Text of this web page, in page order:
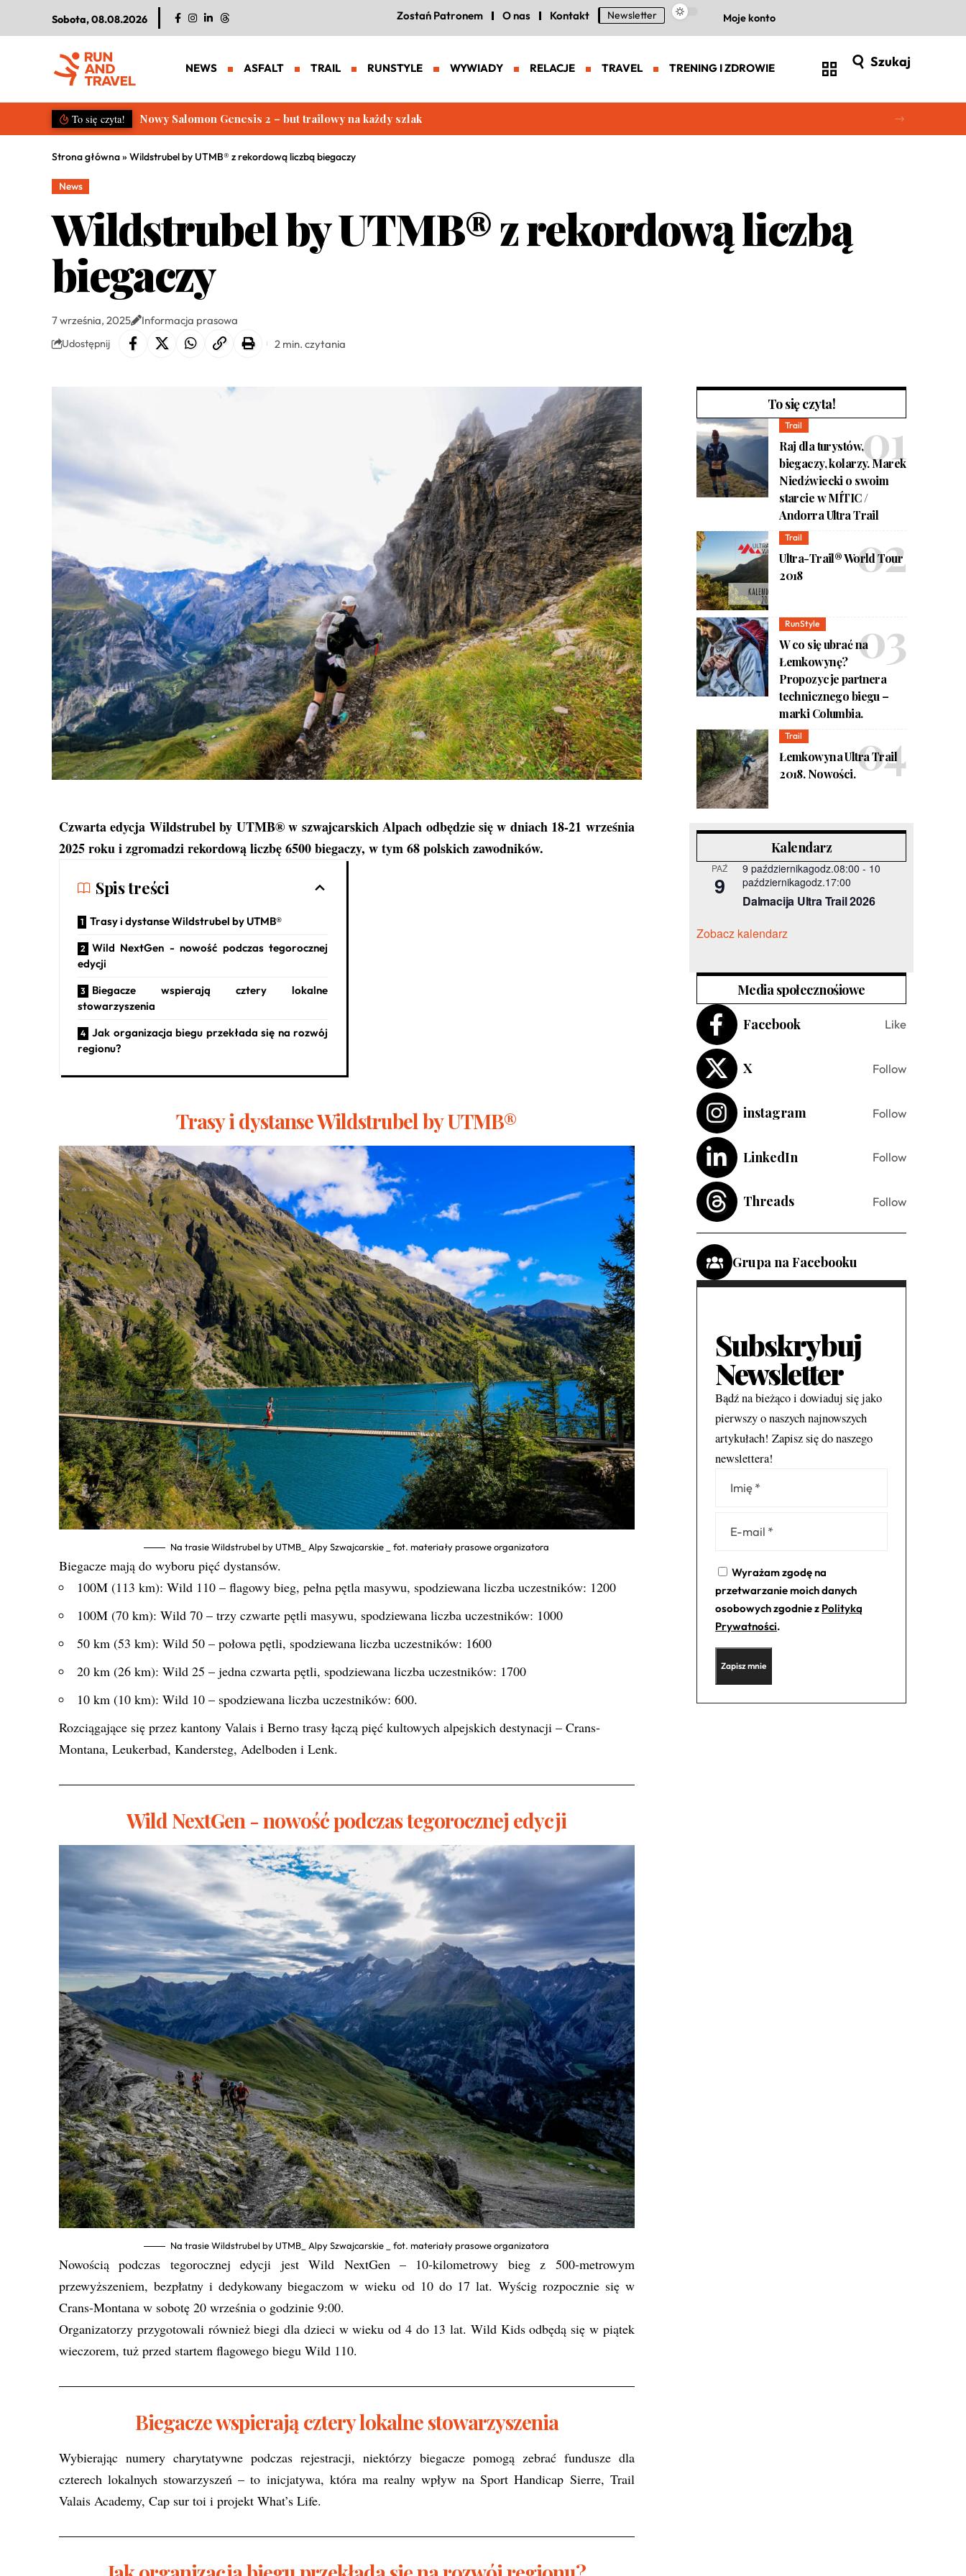
Sobota, 08.08.2026 Zostań Patronem O nas Kontakt Newsletter Moje konto
NEWS ASFALT TRAIL RUNSTYLE WYWIADY RELACJE TRAVEL TRENING I ZDROWIE Szukaj
To się czyta! Salomon S/LAB Genesis 2. Nowa generacja zaawansowanych butów trailowych
Strona główna» Wildstrubel by UTMB® z rekordową liczbą biegaczy
News
Wildstrubel by UTMB® z rekordową liczbą
biegaczy
7 września, 2025 Informacja prasowa
Udostępnij 2 min. czytania
Czwarta edycja Wildstrubel by UTMB®w szwajcarskich Alpach odbędzie się w dniach 18-21 września
2025 roku i zgromadzi rekordową liczbę 6500 biegaczy, w tym 68 polskich zawodników.
Spis treści
Trasy i dystanse Wildstrubel by UTMB®
Wild NextGen - nowość podczas tegorocznej
edycji
Biegacze wspierają cztery lokalne
stowarzyszenia
Jak organizacja biegu przekłada się na rozwój
regionu?
Trasy i dystanse Wildstrubel by UTMB®
Na trasie Wildstrubel by UTMB_ Alpy Szwajcarskie _ fot. materiały prasowe organizatora
Biegacze mają do wyboru pięć dystansów.
100M (113 km): Wild 110 – flagowy bieg, pełna pętla masywu, spodziewana liczba uczestników: 1200
100M (70 km): Wild 70 – trzy czwarte pętli masywu, spodziewana liczba uczestników: 1000
50 km (53 km): Wild 50 – połowa pętli, spodziewana liczba uczestników: 1600
20 km (26 km): Wild 25 – jedna czwarta pętli, spodziewana liczba uczestników: 1700
10 km (10 km): Wild 10 – spodziewana liczba uczestników: 600.
Rozciągające się przez kantony Valais i Berno trasy łączą pięć kultowych alpejskich destynacji – Crans-
Montana, Leukerbad, Kandersteg, Adelboden i Lenk.
Wild NextGen - nowość podczas tegorocznej edycji
Na trasie Wildstrubel by UTMB_ Alpy Szwajcarskie _ fot. materiały prasowe organizatora
Nowością podczas tegorocznej edycji jest Wild NextGen – 10-kilometrowy bieg z 500-metrowym
przewyższeniem, bezpłatny i dedykowany biegaczom w wieku od 10 do 17 lat. Wyścig rozpocznie się w
Crans-Montana w sobotę 20 września o godzinie 9:00.
Organizatorzy przygotowali również biegi dla dzieci w wieku od 4 do 13 lat. Wild Kids odbędą się w piątek
wieczorem, tuż przed startem flagowego biegu Wild 110.
Biegacze wspierają cztery lokalne stowarzyszenia
Wybierając numery charytatywne podczas rejestracji, niektórzy biegacze pomogą zebrać fundusze dla
czterech lokalnych stowarzyszeń – to inicjatywa, która ma realny wpływ na Sport Handicap Sierre, Trail
Valais Academy, Cap sur toi i projekt What’s Life.
To się czyta!
Trail
Raj dla turystów,
biegaczy, kolarzy. Marek
Niedźwiecki o swoim
starcie w MÍTIC /
Andorra Ultra Trail
Trail
Ultra-Trail® World Tour
2018
RunStyle
W co się ubrać na
Łemkowynę?
Propozycje partnera
technicznego biegu –
marki Columbia.
Trail
Łemkowyna Ultra Trail
2018. Nowości.
Kalendarz
PAŹ
9
9 październikagodz.08:00 - 10
październikagodz.17:00
Dalmacija Ultra Trail 2026
Zobacz kalendarz
Media społecznośiowe
Facebook
Like
X Follow
instagram Follow
LinkedIn Follow
Threads Follow
Grupa na Facebooku
Subskrybuj
Newsletter
Bądź na bieżąco i dowiaduj się jako
pierwszy o naszych najnowszych
artykułach! Zapisz się do naszego
newslettera!
Wyrażam zgodę na
przetwarzanie moich danych
osobowych zgodnie z Polityką
Prywatności.
Alternative: